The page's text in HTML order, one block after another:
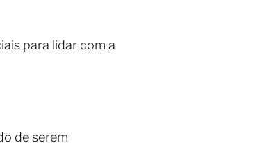
para lidar com a
de serem